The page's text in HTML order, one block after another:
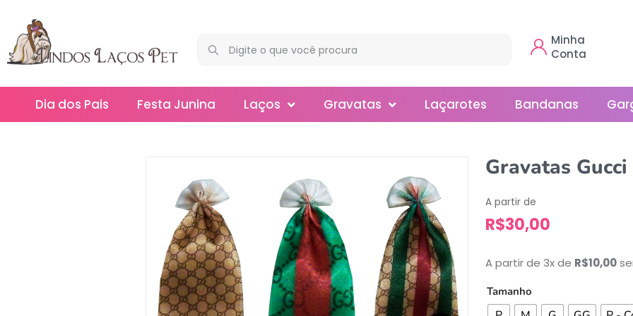
Minha
Conta
Dia dos Pais Festa Junina Laços
Mega
Gravatas
Normal
Smoking
Laçarotes Bandanas
Gravatas Gucci
A partir de
R$30,00
A partir de 3x de R$10,00
Tamanho